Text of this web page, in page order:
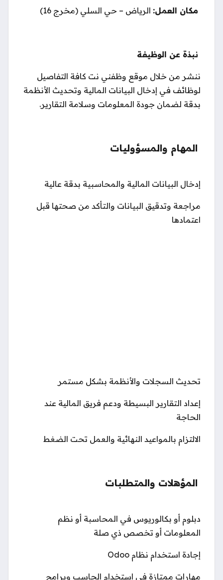
مكان العمل: الرياض – حي السلي (مخرج 16)
نبذة عن الوظيفة
ننشر من خلال موقع وظفني نت كافة التفاصيل
لوظائف في إدخال البيانات المالية وتحديث الأنظمة
بدقة لضمان جودة المعلومات وسلامة التقارير.
المهام والمسؤوليات
إدخال البيانات المالية والمحاسبية بدقة عالية
مراجعة وتدقيق البيانات والتأكد من صحتها قبل
اعتمادها
تحديث السجلات والأنظمة بشكل مستمر
إعداد التقارير البسيطة ودعم فريق المالية عند
الحاجة
الالتزام بالمواعيد النهائية والعمل تحت الضغط
المؤهلات والمتطلبات
دبلوم أو بكالوريوس في المحاسبة أو نظم
المعلومات أو تخصص ذي صلة
إجادة استخدام نظام Odoo
مهارات ممتازة في استخدام الحاسب وبرامج